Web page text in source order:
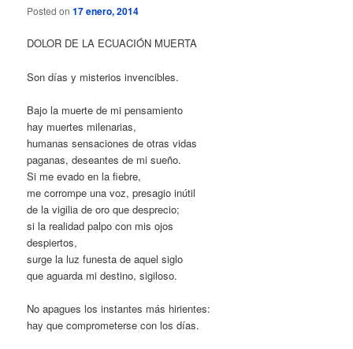
Posted on17 enero, 2014
DOLOR DE LA ECUACIÓN MUERTA
Son días y misterios invencibles.
Bajo la muerte de mi pensamiento
hay muertes milenarias,
humanas sensaciones de otras vidas
paganas, deseantes de mi sueño.
Si me evado en la fiebre,
me corrompe una voz, presagio inútil
de la vigilia de oro que desprecio;
si la realidad palpo con mis ojos
despiertos,
surge la luz funesta de aquel siglo
que aguarda mi destino, sigiloso.
No apagues los instantes más hirientes:
hay que comprometerse con los días.